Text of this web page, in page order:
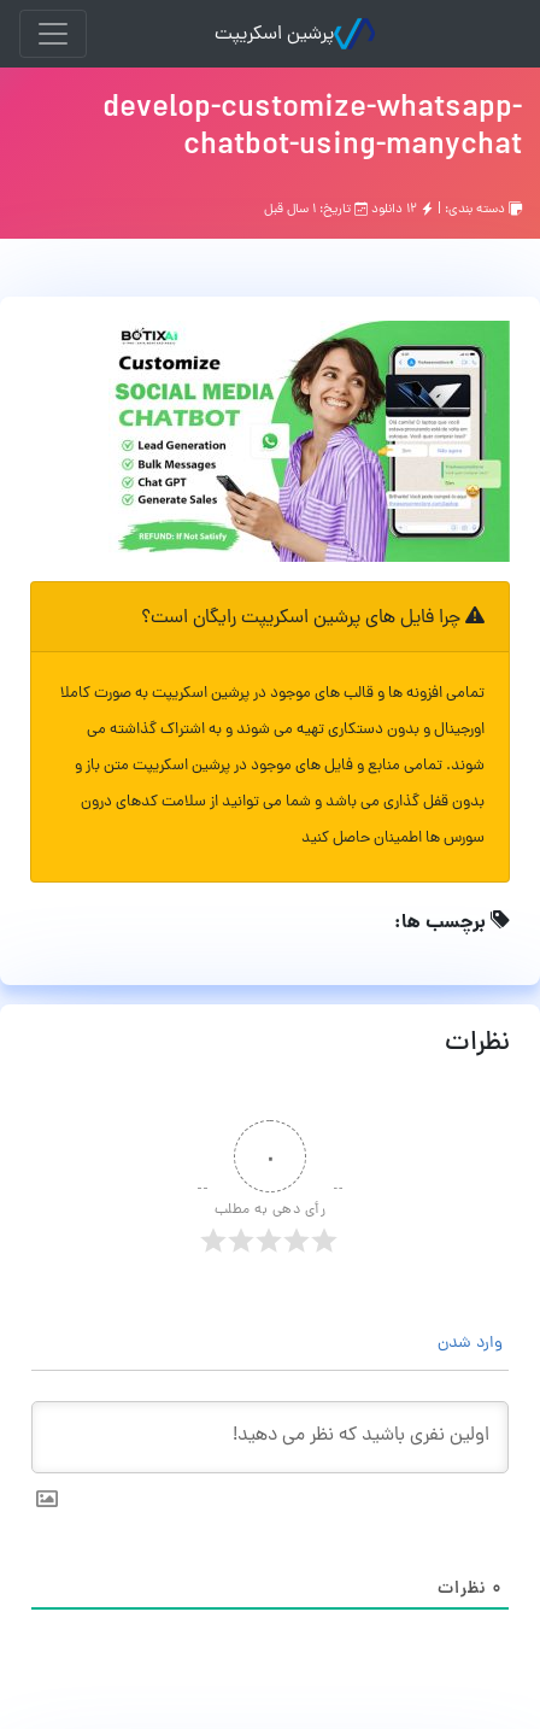
پرشین اسکریپت
develop-customize-whatsapp-
chatbot-using-manychat
دسته بندی: | تاریخ: ۱ سال قبل
چرا فایل های پرشین اسکریپت رایگان است؟
تمامی افزونه ها و قالب های موجود در پرشین اسکریپت به صورت کاملا
اورجینال و بدون دستکاری تهیه می شوند و به اشتراک گذاشته می
شوند. تمامی منابع و فایل های موجود در پرشین اسکریپت متن باز و
بدون قفل گذاری می باشد و شما می توانید از سلامت کدهای درون
سورس ها اطمینان حاصل کنید
برچسب ها:
نظرات
۰
رأی دهی به مطلب
وارد شدن
۰ نظرات